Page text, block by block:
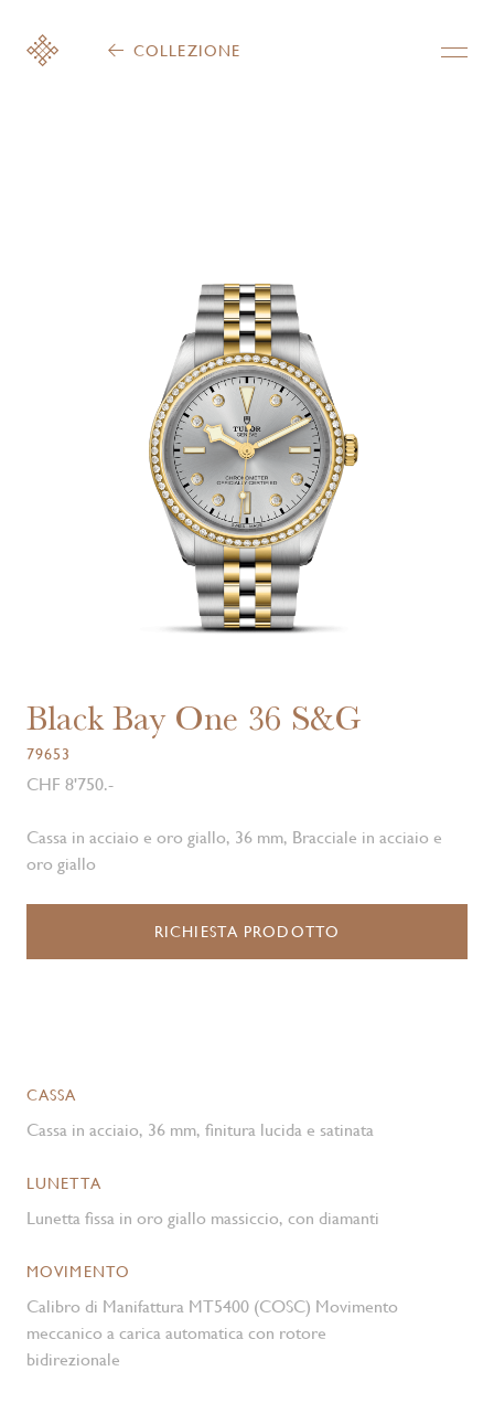
COLLEZIONE
Black Bay One 36 S&G
79653
CHF 8'750.-
Cassa in acciaio e oro giallo, 36 mm, Bracciale in acciaio e
oro giallo
RICHIESTA PRODOTTO
CASSA
Cassa in acciaio, 36 mm, finitura lucida e satinata
LUNETTA
Lunetta fissa in oro giallo massiccio, con diamanti
MOVIMENTO
Calibro di Manifattura MT5400 (COSC) Movimento
meccanico a carica automatica con rotore
bidirezionale